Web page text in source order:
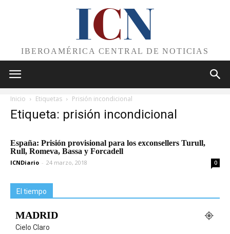
ICN
IBEROAMÉRICA CENTRAL DE NOTICIAS
Inicio Etiquetas Prisión incondicional
Etiqueta: prisión incondicional
España: Prisión provisional para los exconsellers Turull,
Rull, Romeva, Bassa y Forcadell
ICNDiario - 24 marzo, 2018 0
El tiempo
MADRID
Cielo Claro